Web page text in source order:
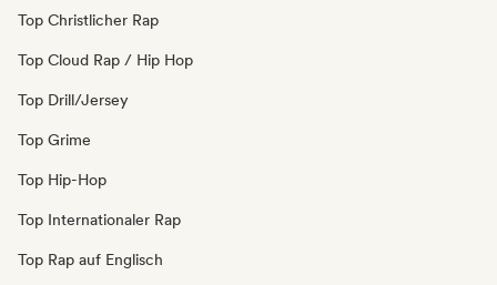
Top Christlicher Rap
Top Cloud Rap / Hip Hop
Top Drill/Jersey
Top Grime
Top Hip-Hop
Top Internationaler Rap
Top Rap auf Englisch